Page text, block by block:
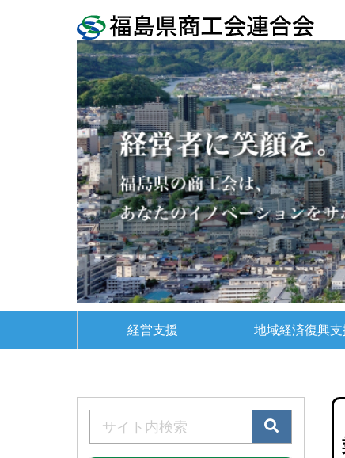
経営支援 地域経済復興支